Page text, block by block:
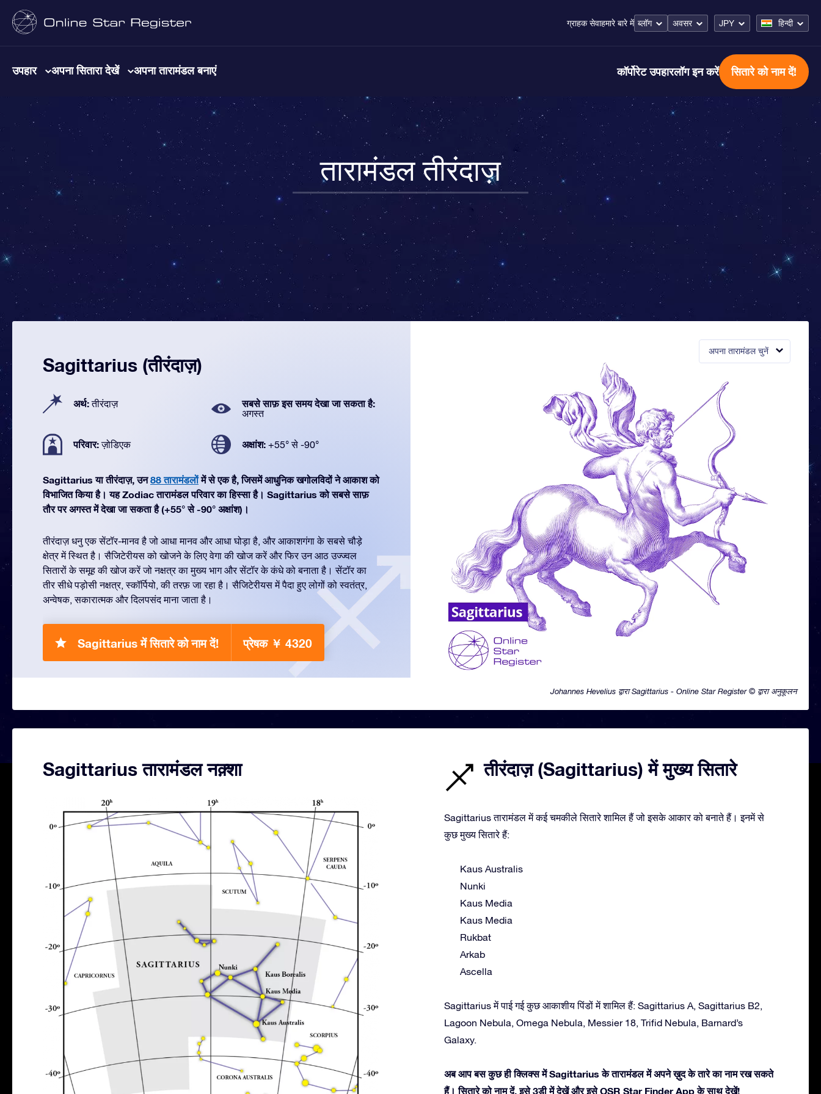
ग्राहक सेवाहमारे बारे में ब्लॉग अवसर JPY हिन्दी
उपहार अपना सितारा देखें अपना तारामंडल बनाएं कॉर्पोरेट उपहारलॉग इन करें सितारे को नाम दें!
तारामंडल तीरंदाज़
अपना तारामंडल चुनें
Johannes Hevelius द्वारा Sagittarius - Online Star Register © द्वारा अनुकूलन
Sagittarius (तीरंदाज़)
अर्थ:तीरंदाज़ सबसे साफ़ इस समय देखा जा सकता है:
अगस्त
परिवार:ज़ोडिएक अक्षांश: +55° से -90°
Sagittarius या तीरंदाज़, उन88 तारामंडलोंमें से एक है, जिसमें आधुनिक खगोलविदों ने आकाश को
विभाजित किया है। यह Zodiac तारामंडल परिवार का हिस्सा है। Sagittarius को सबसे साफ़
तौर पर अगस्त में देखा जा सकता है (+55° से -90° अक्षांश)।
तीरंदाज़ धनु एक सेंटॉर-मानव है जो आधा मानव और आधा घोड़ा है, और आकाशगंगा के सबसे चौड़े
क्षेत्र में स्थित है। सैजिटेरीयस को खोजने के लिए वेगा की खोज करें और फिर उन आठ उज्ज्वल
सितारों के समूह की खोज करें जो नक्षत्र का मुख्य भाग और सेंटॉर के कंधे को बनाता है। सेंटॉर का
तीर सीधे पड़ोसी नक्षत्र, स्कॉर्पियो, की तरफ़ जा रहा है। सैजिटेरीयस में पैदा हुए लोगों को स्वतंत्र,
अन्वेषक, सकारात्मक और दिलपसंद माना जाता है।
Sagittarius में सितारे को नाम दें! प्रेषक ￥ 4320
Sagittarius तारामंडल नक़्शा तीरंदाज़ (Sagittarius) में मुख्य सितारे
Sagittarius तारामंडल में कई चमकीले सितारे शामिल हैं जो इसके आकार को बनाते हैं। इनमें से
कुछ मुख्य सितारे हैं:
Kaus Australis
Nunki
Kaus Media
Kaus Media
Rukbat
Arkab
Ascella
Sagittarius में पाई गई कुछ आकाशीय पिंडों में शामिल हैं: Sagittarius A, Sagittarius B2,
Lagoon Nebula, Omega Nebula, Messier 18, Trifid Nebula, Barnard’s
Galaxy.
अब आप बस कुछ ही क्लिक्स में Sagittarius के तारामंडल में अपने ख़ुद के तारे का नाम रख सकते
हैं। सितारे को नाम दें, इसे 3डी में देखें और इसे OSR Star Finder App के साथ देखें!